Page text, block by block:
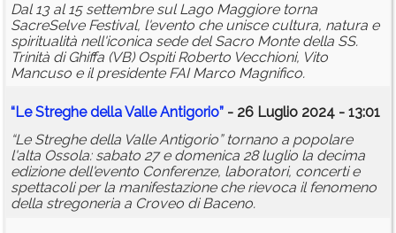
Dal 13 al 15 settembre sul Lago Maggiore torna
SacreSelve Festival, l'evento che unisce cultura, natura e
spiritualità nell'iconica sede del Sacro Monte della SS.
Trinità di Ghiffa (VB) Ospiti Roberto Vecchioni, Vito
Mancuso e il presidente FAI Marco Magnifico.
“Le Streghe della Valle Antigorio” - 26 Luglio 2024 - 13:01
“Le Streghe della Valle Antigorio” tornano a popolare
l'alta Ossola: sabato 27 e domenica 28 luglio la decima
edizione dell'evento Conferenze, laboratori, concerti e
spettacoli per la manifestazione che rievoca il fenomeno
della stregoneria a Croveo di Baceno.